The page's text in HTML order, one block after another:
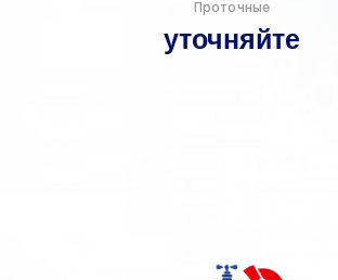
Проточные
уточняйте